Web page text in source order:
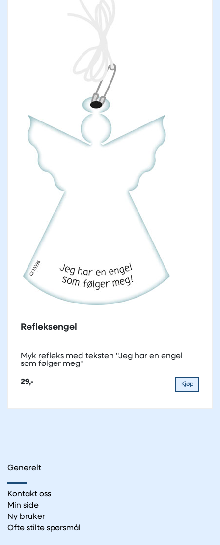
Refleksengel
Myk refleks med teksten "Jeg har en engel
som følger meg"
29,- Kjøp
Generelt
Kontakt oss
Min side
Ny bruker
Ofte stilte spørsmål